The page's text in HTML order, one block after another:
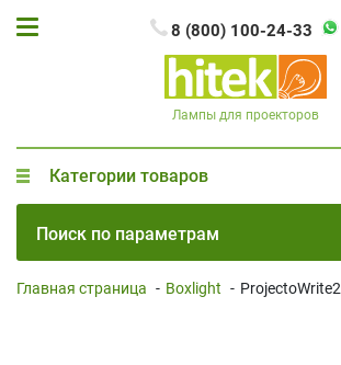
8 (800) 100-24-33
Лампы для проекторов
Категории товаров
Поиск по параметрам
Главная страница - Boxlight - ProjectoWrite2